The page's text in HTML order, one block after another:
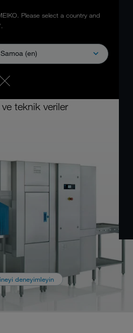
Please select a country and
(en)
bulaşık makinesi
UPster® K
teknik veriler
deneyimleyin